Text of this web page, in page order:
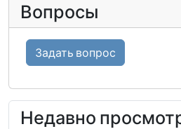
Вопросы
Задать вопрос
Недавно